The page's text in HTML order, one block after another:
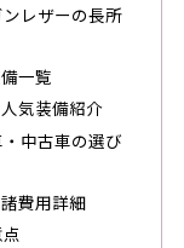
レザーの長所
一覧
気装備紹介
中古車の選び
費用詳細